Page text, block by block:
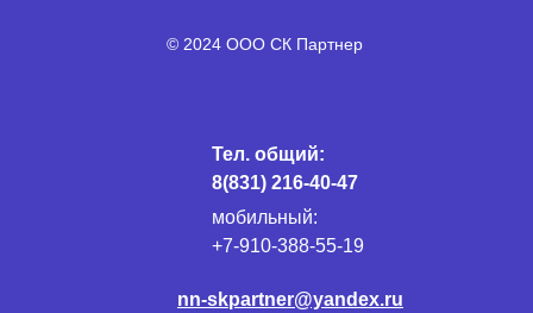
© 2024 ООО СК Партнер
Тел. общий:
8(831) 216-40-47
мобильный:
+7-910-388-55-19
nn-skpartner@yandex.ru